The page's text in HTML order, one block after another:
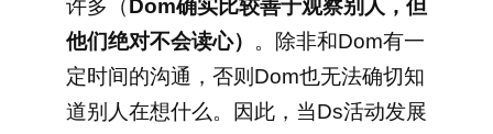
许多（Dom确实比较善于观察别人，但
他们绝对不会读心） 。除非和Dom有一
定时间的沟通，否则Dom也无法确切知
道别人在想什么。因此，当Ds活动发展